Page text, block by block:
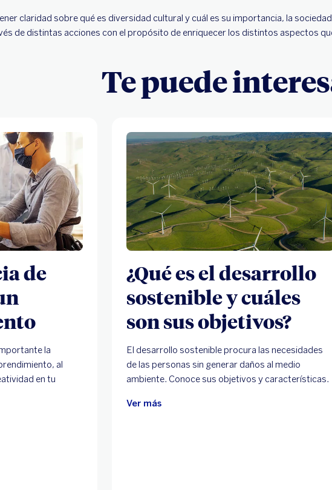
claridad sobre qué es diversidad cultural y cuál es su importancia, la
de distintas acciones con el propósito de enriquecer los distintos aspectos
Te puede
de
la
al
en tu
¿Qué es el desarrollo
sostenible y cuáles
son sus objetivos?
El desarrollo sostenible procura las necesidades
de las personas sin generar daños al medio
ambiente. Conoce sus objetivos y características.
Ver más